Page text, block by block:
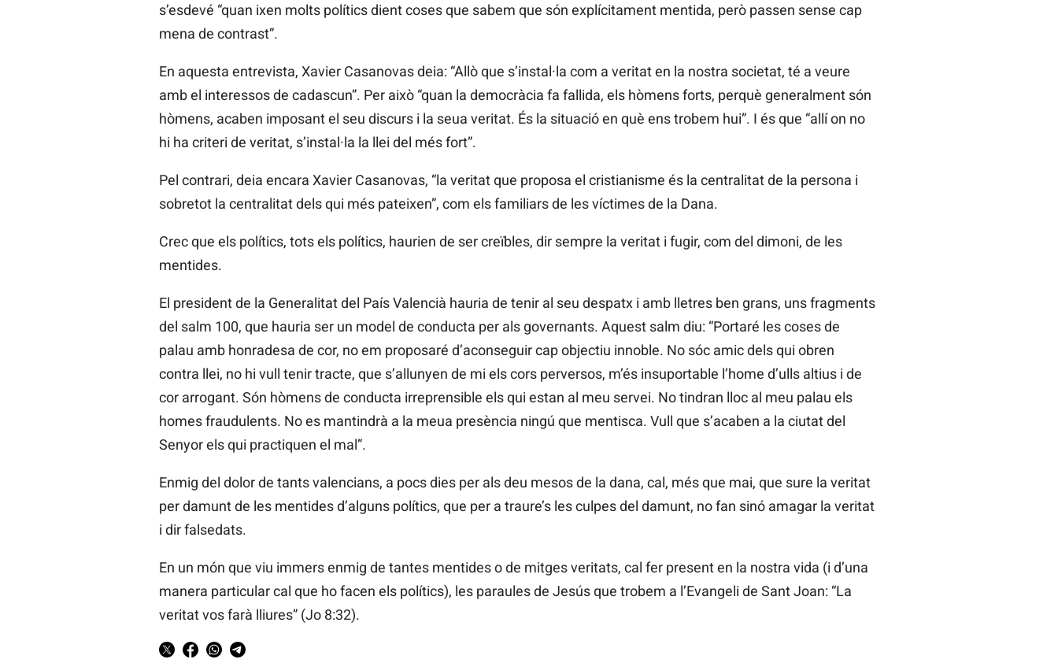
s’esdevé “quan ixen molts polítics dient coses que sabem que són explícitament mentida, però passen sense cap
mena de contrast”.
En aquesta entrevista, Xavier Casanovas deia: “Allò que s’instal·la com a veritat en la nostra societat, té a veure
amb el interessos de cadascun”. Per això “quan la democràcia fa fallida, els hòmens forts, perquè generalment són
hòmens, acaben imposant el seu discurs i la seua veritat. És la situació en què ens trobem hui”. I és que “allí on no
hi ha criteri de veritat, s’instal·la la llei del més fort”.
Pel contrari, deia encara Xavier Casanovas, “la veritat que proposa el cristianisme és la centralitat de la persona i
sobretot la centralitat dels qui més pateixen”, com els familiars de les víctimes de la Dana.
Crec que els polítics, tots els polítics, haurien de ser creïbles, dir sempre la veritat i fugir, com del dimoni, de les
mentides.
El president de la Generalitat del País Valencià hauria de tenir al seu despatx i amb lletres ben grans, uns fragments
del salm 100, que hauria ser un model de conducta per als governants. Aquest salm diu: “Portaré les coses de
palau amb honradesa de cor, no em proposaré d’aconseguir cap objectiu innoble. No sóc amic dels qui obren
contra llei, no hi vull tenir tracte, que s’allunyen de mi els cors perversos, m’és insuportable l’home d’ulls altius i de
cor arrogant. Són hòmens de conducta irreprensible els qui estan al meu servei. No tindran lloc al meu palau els
homes fraudulents. No es mantindrà a la meua presència ningú que mentisca. Vull que s’acaben a la ciutat del
Senyor els qui practiquen el mal”.
Enmig del dolor de tants valencians, a pocs dies per als deu mesos de la dana, cal, més que mai, que sure la veritat
per damunt de les mentides d’alguns polítics, que per a traure’s les culpes del damunt, no fan sinó amagar la veritat
i dir falsedats.
En un món que viu immers enmig de tantes mentides o de mitges veritats, cal fer present en la nostra vida (i d’una
manera particular cal que ho facen els polítics), les paraules de Jesús que trobem a l’Evangeli de Sant Joan: “La
veritat vos farà lliures” (Jo 8:32).